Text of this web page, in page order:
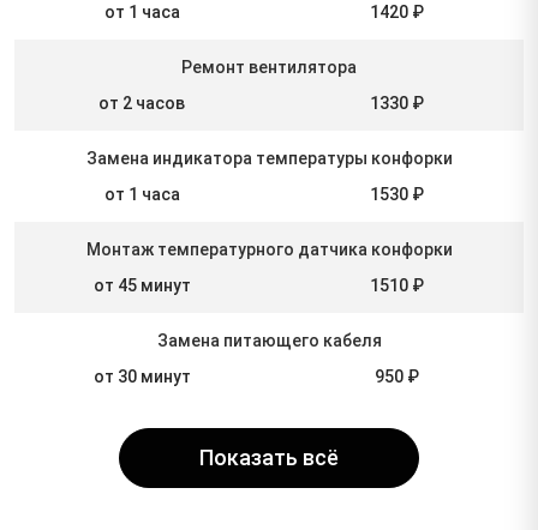
от 1 часа
1420 ₽
Ремонт вентилятора
от 2 часов
1330 ₽
Замена индикатора температуры конфорки
от 1 часа
1530 ₽
Монтаж температурного датчика конфорки
от 45 минут
1510 ₽
Замена питающего кабеля
от 30 минут
950 ₽
Показать всё